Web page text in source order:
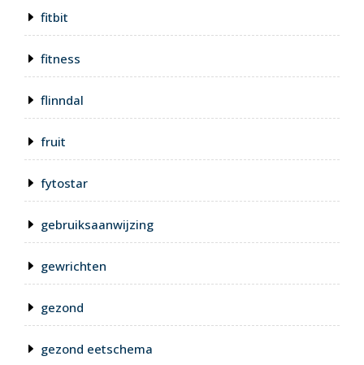
fitbit
fitness
flinndal
fruit
fytostar
gebruiksaanwijzing
gewrichten
gezond
gezond eetschema